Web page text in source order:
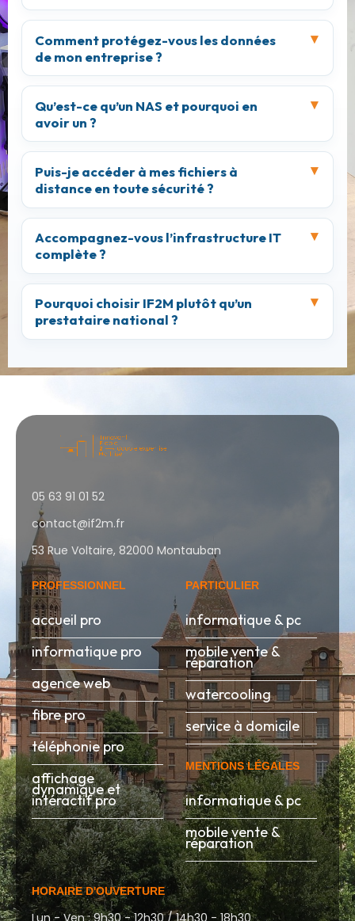
Comment protégez-vous les données
de mon entreprise ?
Qu’est-ce qu’un NAS et pourquoi en
avoir un ?
Puis-je accéder à mes fichiers à
distance en toute sécurité ?
Accompagnez-vous l’infrastructure IT
complète ?
Pourquoi choisir IF2M plutôt qu’un
prestataire national ?
05 63 91 01 52
contact@if2m.fr
53 Rue Voltaire, 82000 Montauban
PROFESSIONNEL
accueil pro
informatique pro
agence web
fibre pro
téléphonie pro
affichage
dynamique et
intéractif pro
PARTICULIER
informatique & pc
mobile vente &
réparation
watercooling
service à domicile
MENTIONS LÉGALES
informatique & pc
mobile vente &
réparation
HORAIRE D'OUVERTURE